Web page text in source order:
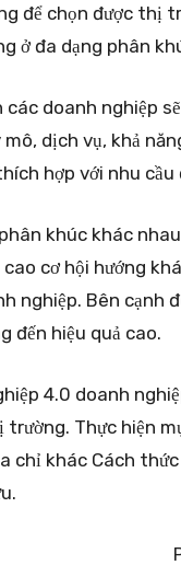
để chọn được thị
ở đa dạng phân
các doanh nghiệp
mô, dịch vụ, khả
hợp với nhu
khúc khác
cơ hội hướng
nghiệp. Bên cạnh
đến hiệu quả cao.
4.0 doanh
trường. Thực hiện
chỉ khác Cách